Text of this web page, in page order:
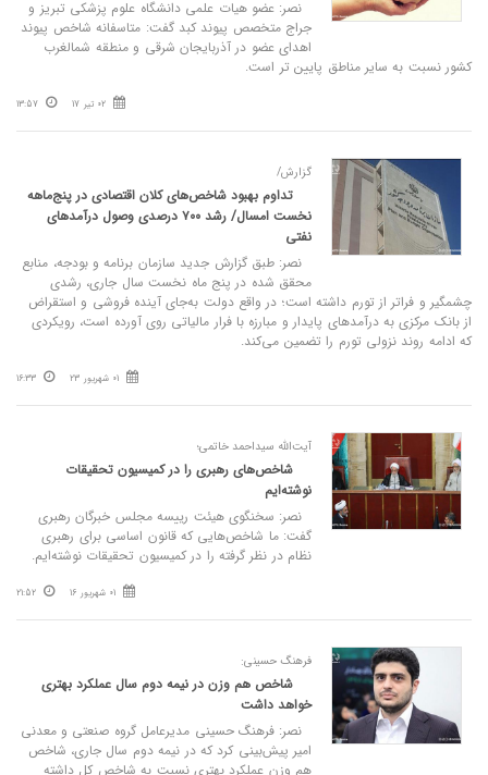
نصر: عضو هیات علمی دانشگاه علوم پزشکی تبریز و
جراج متخصص پیوند کبد گفت: متاسفانه شاخص پیوند
اهدای عضو در آذربایجان شرقی و منطقه شمالغرب
کشور نسبت به سایر مناطق پایین تر است.
02 تیر 17 13:57
گزارش/
تداوم بهبود شاخص‌های کلان اقتصادی در پنج‌ماهه
نخست امسال/ رشد ۷۰۰ درصدی وصول درآمدهای
نفتی
نصر: طبق گزارش جدید سازمان برنامه و بودجه، منابع
محقق شده در پنج ماه نخست سال جاری، رشدی
چشمگیر و فراتر از تورم داشته است؛ در واقع دولت به‌جای آینده فروشی و استقراض
از بانک مرکزی به درآمدهای پایدار و مبارزه با فرار مالیاتی روی آورده است، رویکردی
که ادامه روند نزولی تورم را تضمین می‌کند.
01 شهریور 23 16:33
آیت‌الله سیداحمد خاتمی؛
شاخص‌های رهبری را در کمیسیون تحقیقات
نوشته‌ایم
نصر: سخنگوی هیئت رییسه مجلس خبرگان رهبری
گفت: ما شاخص‌هایی که قانون اساسی برای رهبری
نظام در نظر گرفته را در کمیسیون تحقیقات نوشته‌ایم.
01 شهریور 16 21:52
فرهنگ حسینی:
شاخص هم وزن در نیمه دوم سال عملکرد بهتری
خواهد داشت
نصر: فرهنگ حسینی مدیرعامل گروه صنعتی و معدنی
امیر پیش‌بینی کرد که در نیمه دوم سال جاری، شاخص
هم وزن عملکرد بهتری نسبت به شاخص کل داشته